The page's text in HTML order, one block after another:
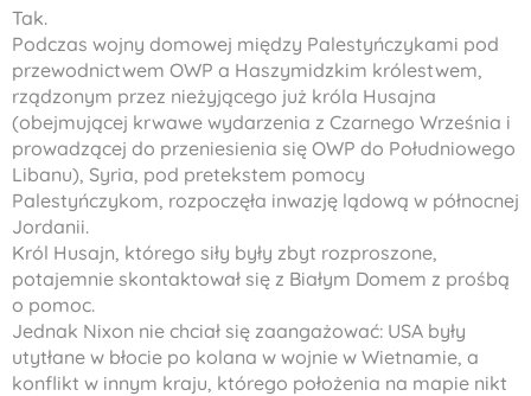
Tak.
Podczas wojny domowej między Palestyńczykami pod
przewodnictwem OWP a Haszymidzkim królestwem,
rządzonym przez nieżyjącego już króla Husajna
(obejmującej krwawe wydarzenia z Czarnego Września i
prowadzącej do przeniesienia się OWP do Południowego
Libanu), Syria, pod pretekstem pomocy
Palestyńczykom, rozpoczęła inwazję lądową w północnej
Jordanii.
Król Husajn, którego siły były zbyt rozproszone,
potajemnie skontaktował się z Białym Domem z prośbą
o pomoc.
Jednak Nixon nie chciał się zaangażować: USA były
utytłane w błocie po kolana w wojnie w Wietnamie, a
konflikt w innym kraju, którego położenia na mapie nikt